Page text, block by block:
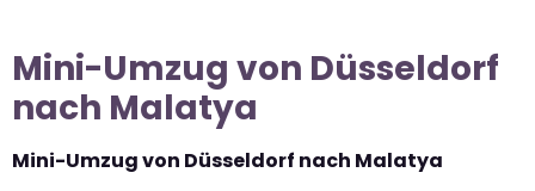
Mini-Umzug von Düsseldorf
nach Malatya
Mini-Umzug von Düsseldorf nach Malatya